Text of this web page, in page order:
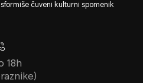
čuveni kulturni spomenik
18h